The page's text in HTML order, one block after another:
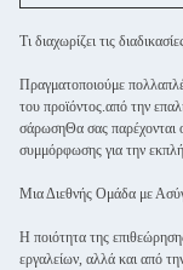
Τι διαχωρίζει τις
Πραγματοποιούμε
του προϊόντος.από την
σάρωσηΘα σας παρέχονται
συμμόρφωσης για την
Μια Διεθνής Ομάδα με
Η ποιότητα της
εργαλείων, αλλά και από